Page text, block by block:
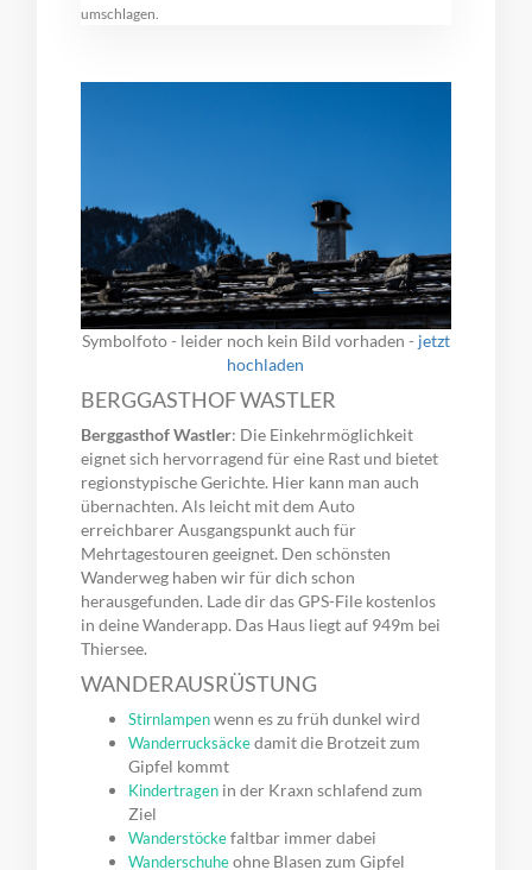
umschlagen.
Symbolfoto - leider noch kein Bild vorhaden - jetzt
hochladen
BERGGASTHOF WASTLER
Berggasthof Wastler: Die Einkehrmöglichkeit
eignet sich hervorragend für eine Rast und bietet
regionstypische Gerichte. Hier kann man auch
übernachten. Als leicht mit dem Auto
erreichbarer Ausgangspunkt auch für
Mehrtagestouren geeignet. Den schönsten
Wanderweg haben wir für dich schon
herausgefunden. Lade dir das GPS-File kostenlos
in deine Wanderapp. Das Haus liegt auf 949m bei
Thiersee.
WANDERAUSRÜSTUNG
Stirnlampenwenn es zu früh dunkel wird
Wanderrucksäckedamit die Brotzeit zum
Gipfel kommt
Kindertragen in der Kraxn schlafend zum
Ziel
Wanderstöckefaltbar immer dabei
Wanderschuheohne Blasen zum Gipfel